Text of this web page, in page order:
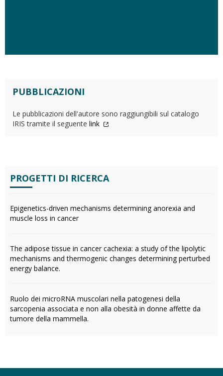
PUBBLICAZIONI
Le pubblicazioni dell'autore sono raggiungibili sul catalogo
IRIS tramite il seguente link
PROGETTI DI RICERCA
Epigenetics-driven mechanisms determining anorexia and
muscle loss in cancer
The adipose tissue in cancer cachexia: a study of the lipolytic
mechanisms and thermogenic changes determining perturbed
energy balance.
Ruolo dei microRNA muscolari nella patogenesi della
sarcopenia associata e non alla obesità in donne affette da
tumore della mammella.